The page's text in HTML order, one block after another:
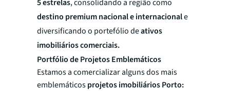
5 estrelas, consolidando a região como
destino premium nacional e internacionale
diversificando o portefólio deativos
imobiliários comerciais.
Portfólio de Projetos Emblemáticos
Estamos a comercializar alguns dos mais
emblemáticosprojetos imobiliários Porto: